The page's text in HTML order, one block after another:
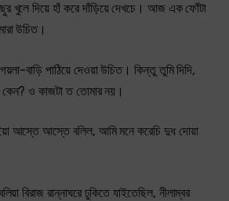
খুলে দিয়ে হাঁ করে দাঁড়িয়ে দেখচে। আজ এক ফোঁটা
উচিত।
বাড়ি পাঠিয়ে দেওয়া উচিত। কিন্তু তুমি দিদি,
কেন? ও কাজটা ত তোমার নয়।
আস্তে আস্তে বলিল, আমি মনে করেচি দুধ দোয়া
বিরাজ রান্নাঘরে ঢুকিতে যাইতেছিল, নীলাম্বর